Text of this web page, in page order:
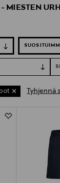
MIESTEN
Tyhjennä